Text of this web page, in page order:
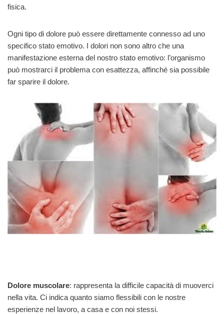
fisica.
Ogni tipo di dolore può essere direttamente connesso ad uno
specifico stato emotivo. I dolori non sono altro che una
manifestazione esterna del nostro stato emotivo: l’organismo
può mostrarci il problema con esattezza, affinché sia possibile
far sparire il dolore.
Dolore muscolare: rappresenta la difficile capacità di muoverci
nella vita. Ci indica quanto siamo flessibili con le nostre
esperienze nel lavoro, a casa e con noi stessi.